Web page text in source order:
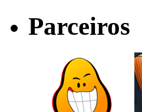
Parceiros